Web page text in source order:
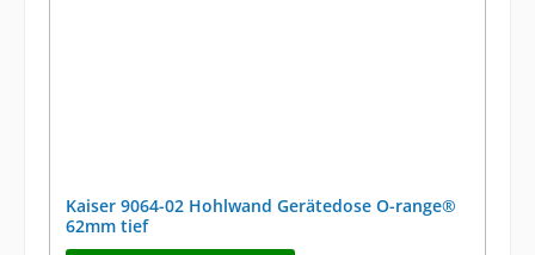
Kaiser 9064-02 Hohlwand Gerätedose O-range®
62mm tief